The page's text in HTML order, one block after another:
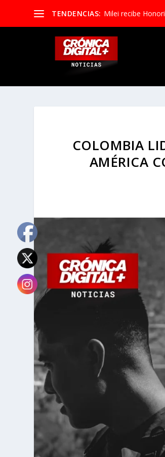
TENDENCIAS: Milei recibe
COLOMBIA
AMÉRICA